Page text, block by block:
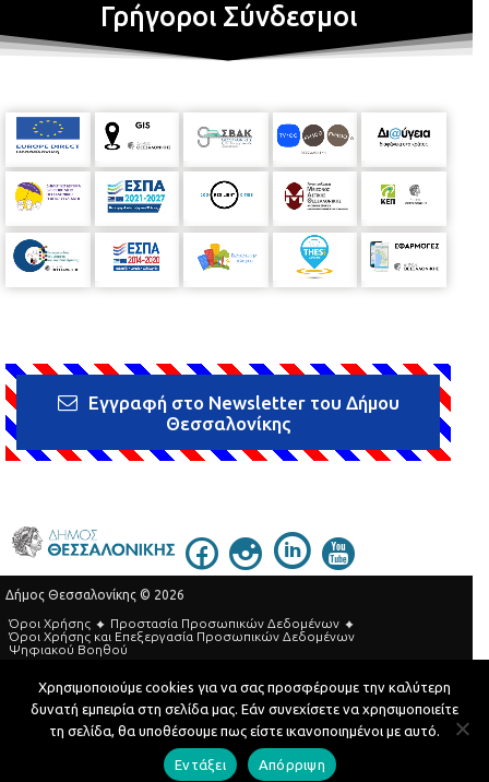
Γρήγοροι Σύνδεσμοι
Εγγραφή στο Newsletter του Δήμου
Θεσσαλονίκης
Δήμος Θεσσαλονίκης © 2026
Όροι Χρήσης
Προστασία Προσωπικών Δεδομένων
Όροι Xρήσης και Eπεξεργασία Προσωπικών Δεδομένων
Ψηφιακού Βοηθού
Τηλεφωνικός Κατάλογος
Developed by MyCompany Projects
Χρησιμοποιούμε cookies για να σας προσφέρουμε την καλύτερη
δυνατή εμπειρία στη σελίδα μας. Εάν συνεχίσετε να χρησιμοποιείτε
τη σελίδα, θα υποθέσουμε πως είστε ικανοποιημένοι με αυτό.
Εντάξει Απόρριψη